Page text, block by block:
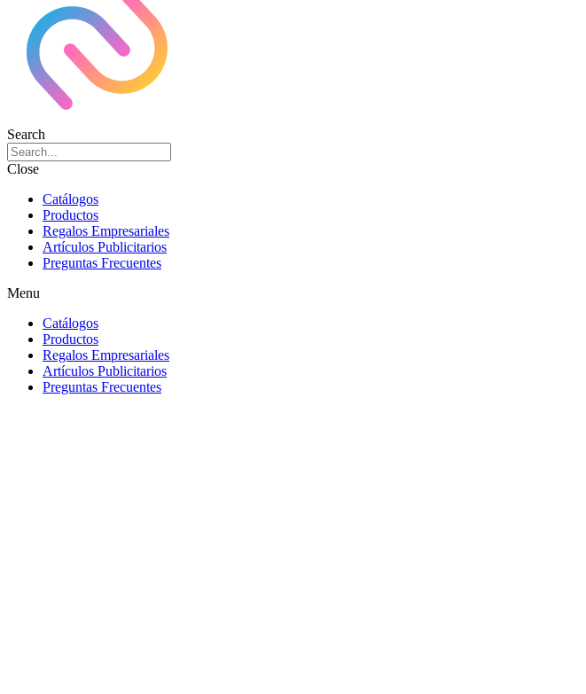
Search
Close
Catálogos
Productos
Regalos Empresariales
Artículos Publicitarios
Preguntas Frecuentes
Menu
Catálogos
Productos
Regalos Empresariales
Artículos Publicitarios
Preguntas Frecuentes